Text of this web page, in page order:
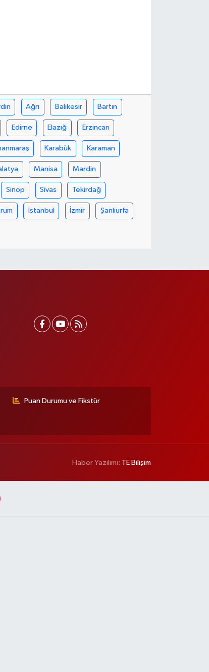
Ağrı Balıkesir Bartın
Edirne Elazığ Erzincan
Karabük Karaman
Manisa Mardin
Sinop Sivas Tekirdağ
İstanbul İzmir Şanlıurfa
Puan Durumu ve Fikstür
Haber Yazılımı: TE Bilişim